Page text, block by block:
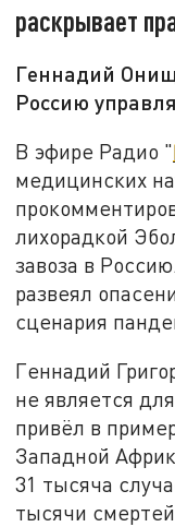
раскрывает
Геннадий
Россию
В эфире Радио "
медицинских
лихорадкой
завоза в
развеял
сценария
Геннадий
не является
привёл в
Западной
31 тысяча
тысячи